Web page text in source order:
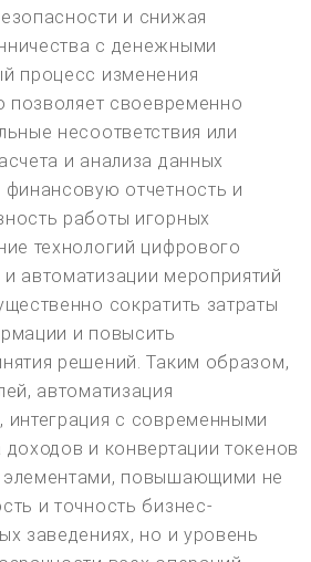
и снижая
с денежными
процесс изменения
позволяет своевременно
несоответствия или
и анализа данных
финансовую отчетность и
работы игорных
технологий цифрового
автоматизации мероприятий
сократить затраты
и повысить
решений. Таким образом,
автоматизация
интеграция с современными
и конвертации токенов
повышающими не
и точность бизнес-
заведениях, но и уровень